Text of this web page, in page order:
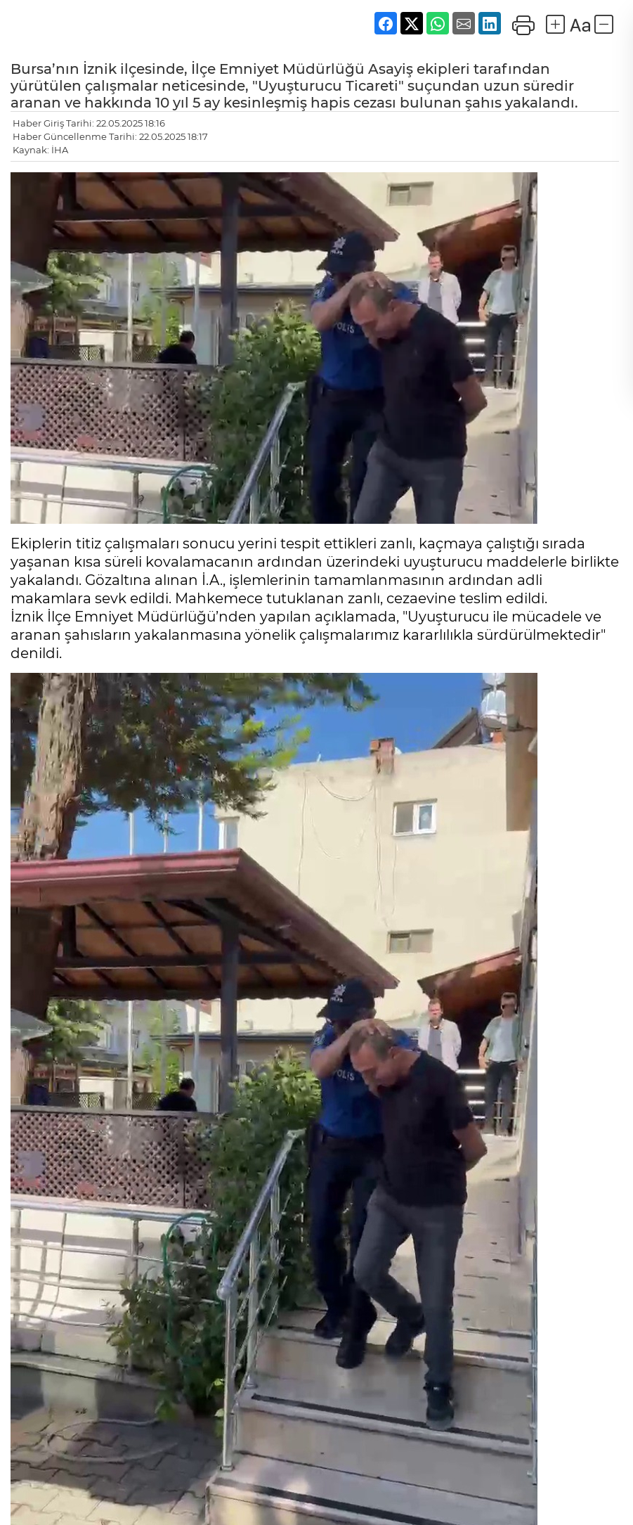
Bursa’nın İznik ilçesinde, İlçe Emniyet Müdürlüğü Asayiş ekipleri tarafından
yürütülen çalışmalar neticesinde, "Uyuşturucu Ticareti" suçundan uzun süredir
aranan ve hakkında 10 yıl 5 ay kesinleşmiş hapis cezası bulunan şahıs yakalandı.
Haber Giriş Tarihi: 22.05.2025 18:16
Haber Güncellenme Tarihi: 22.05.2025 18:17
Kaynak: İHA
Ekiplerin titiz çalışmaları sonucu yerini tespit ettikleri zanlı, kaçmaya çalıştığı sırada
yaşanan kısa süreli kovalamacanın ardından üzerindeki uyuşturucu maddelerle birlikte
yakalandı. Gözaltına alınan İ.A., işlemlerinin tamamlanmasının ardından adli
makamlara sevk edildi. Mahkemece tutuklanan zanlı, cezaevine teslim edildi.
İznik İlçe Emniyet Müdürlüğü’nden yapılan açıklamada, "Uyuşturucu ile mücadele ve
aranan şahısların yakalanmasına yönelik çalışmalarımız kararlılıkla sürdürülmektedir"
denildi.